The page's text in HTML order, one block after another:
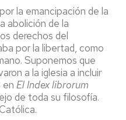
la emancipación de la
abolición de la
derechos del
por la libertad, como
Suponemos que
a la iglesia a incluir
en El Index librorum
de toda su filosofía.